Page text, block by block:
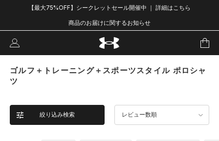
【最大75%OFF】シークレットセール開催中 ｜ 詳細はこちら
商品のお届けに関するお知らせ
ゴルフ＋トレーニング＋スポーツスタイル ポロシャ
ツ
絞り込み検索 レビュー数順